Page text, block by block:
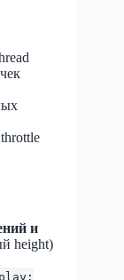
и
height)